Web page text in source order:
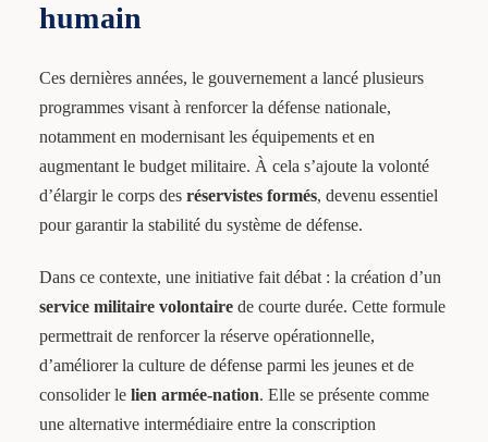
humain
Ces dernières années, le gouvernement a lancé plusieurs
programmes visant à renforcer la défense nationale,
notamment en modernisant les équipements et en
augmentant le budget militaire. À cela s’ajoute la volonté
d’élargir le corps des réservistes formés, devenu essentiel
pour garantir la stabilité du système de défense.
Dans ce contexte, une initiative fait débat : la création d’un
service militaire volontairede courte durée. Cette formule
permettrait de renforcer la réserve opérationnelle,
d’améliorer la culture de défense parmi les jeunes et de
consolider le lien armée-nation. Elle se présente comme
une alternative intermédiaire entre la conscription